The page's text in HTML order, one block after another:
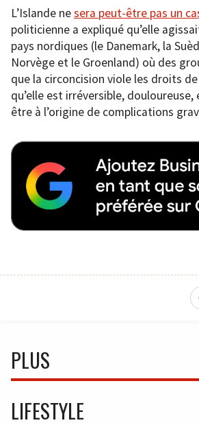
L’Islande nesera peut-être pas un
politicienne a expliqué qu’elle
pays nordiques (le Danemark, la
Norvège et le Groenland) où des
que la circoncision viole les droits de
qu’elle est irréversible, douloureuse,
être à l’origine de complications
PLUS
LIFESTYLE